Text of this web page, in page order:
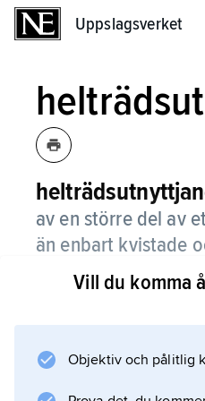
Uppslagsverket
av en större del av
än enbart kvistade
stamdelar.
förekommer att träd
Vill du komma
Objektiv och pålitlig